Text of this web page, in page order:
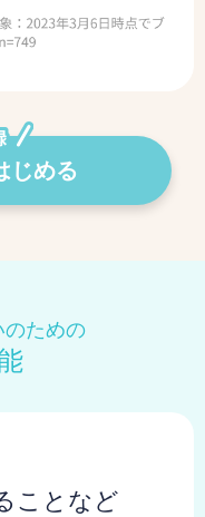
じめる
のための
ことなど